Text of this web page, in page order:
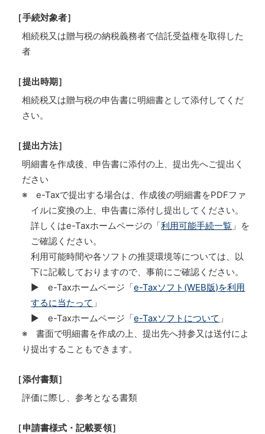
［手続対象者］
相続税又は贈与税の納税義務者で信託受益権を取得した
者
［提出時期］
相続税又は贈与税の申告書に明細書として添付してくだ
さい。
［提出方法］
明細書を作成後、申告書に添付の上、提出先へご提出く
ださい
※ e-Taxで提出する場合は、作成後の明細書をPDFファ
イルに変換の上、申告書に添付し提出してください。
詳しくはe-Taxホームページの「利用可能手続一覧 」を
ご確認ください。
利用可能時間や各ソフトの推奨環境等については、以
下に記載しておりますので、事前にご確認ください。
▶ e-Taxホームページ「e-Taxソフト(WEB版)を利用
するに当たって 」
▶ e-Taxホームページ「e-Taxソフトについて 」
※ 書面で明細書を作成の上、提出先へ持参又は送付によ
り提出することもできます。
［添付書類］
評価に際し、参考となる書類
［申請書様式・記載要領］